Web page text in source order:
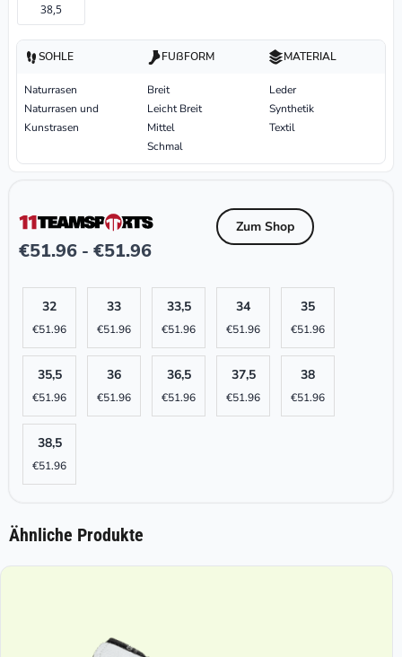
38,5
SOHLE
Naturrasen
Naturrasen und
Kunstrasen
FUßFORM
Breit
Leicht Breit
Mittel
Schmal
MATERIAL
Leder
Synthetik
Textil
€51.96 - €51.96
Zum Shop
32
€51.96
33
€51.96
33,5
€51.96
34
€51.96
35
€51.96
35,5
€51.96
36
€51.96
36,5
€51.96
37,5
€51.96
38
€51.96
38,5
€51.96
Ähnliche Produkte